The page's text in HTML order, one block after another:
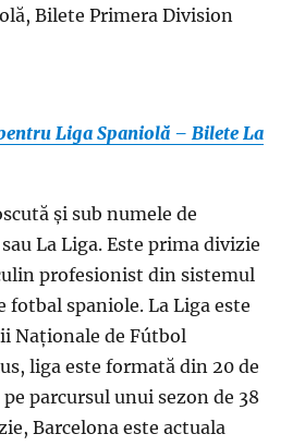
Bilete Primera Division
Liga Spaniolă – Bilete La
și sub numele de
La Liga. Este prima divizie
profesionist din sistemul
fotbal spaniole. La Liga este
Naționale de Fútbol
liga este formată din 20 de
parcursul unui sezon de 38
Barcelona este actuala